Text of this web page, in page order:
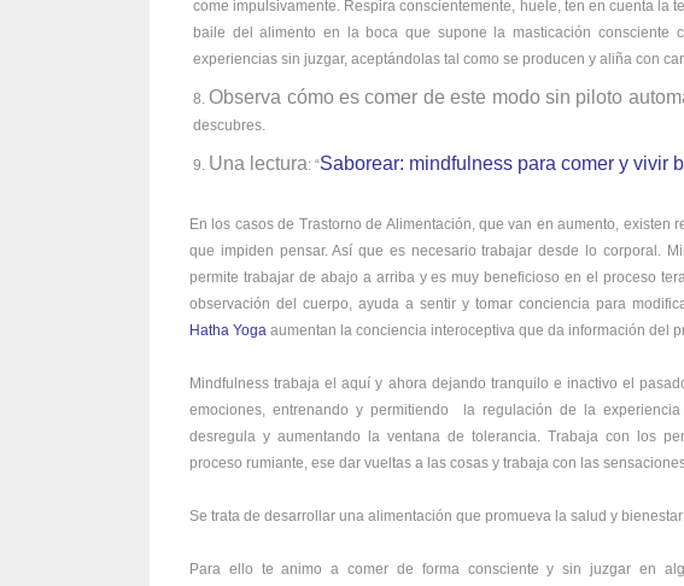
come impulsivamente. Respira conscientemente, huele, ten en cuenta la
baile del alimento en la boca que supone la masticación consciente
experiencias sin juzgar, aceptándolas tal como se producen y aliña con
Observa cómo es comer de este modo sin piloto
descubres.
Una lectura: “Saborear: mindfulness para comer y vivir
En los casos de Trastorno de Alimentación, que van en aumento, existen
que impiden pensar. Así que es necesario trabajar desde lo corporal.
permite trabajar de abajo a arriba y es muy beneficioso en el proceso
observación del cuerpo, ayuda a sentir y tomar conciencia para
Hatha Yoga aumentan la conciencia interoceptiva que da información del
Mindfulness trabaja el aquí y ahora dejando tranquilo e inactivo el
emociones, entrenando y permitiendo la regulación de la
desregula y aumentando la ventana de tolerancia. Trabaja con los
proceso rumiante, ese dar vueltas a las cosas y trabaja con las
Se trata de desarrollar una alimentación que promueva la salud y
Para ello te animo a comer de forma consciente y sin juzgar en